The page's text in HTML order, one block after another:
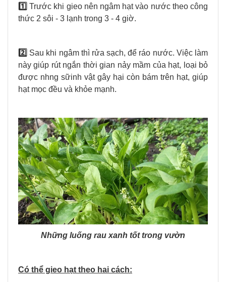
1️⃣Trước khi gieo nên ngâm hạt vào nước theo công
thức 2 sôi - 3 lạnh trong 3 - 4 giờ.
2️⃣ Sau khi ngâm thì rửa sạch, để ráo nước. Việc làm
này giúp rút ngắn thời gian nảy mầm của hạt, loại bỏ
được nhng sữinh vật gây hại còn bám trên hạt, giúp
hạt mọc đều và khỏe mạnh.
Những luống rau xanh tốt trong vườn
Có thể gieo hạt theo hai cách: